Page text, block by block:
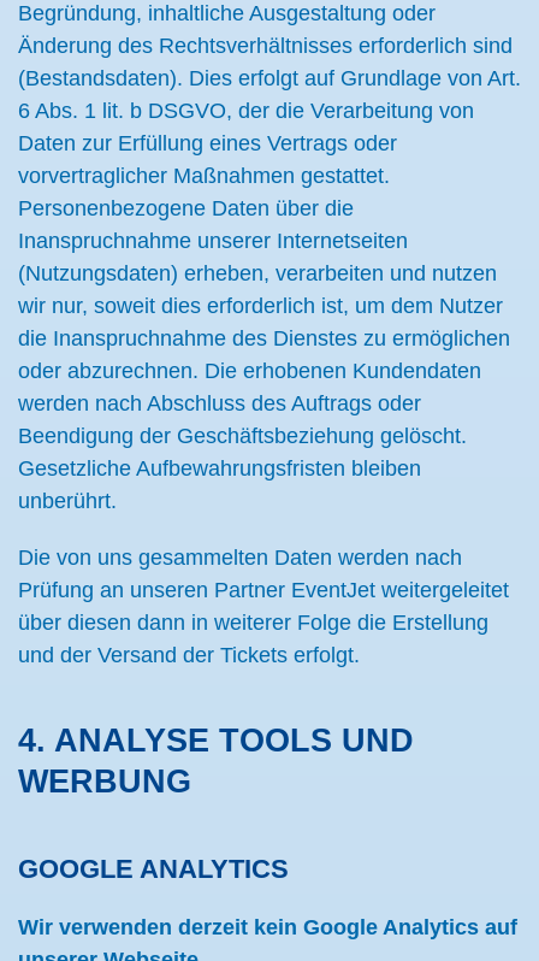
Begründung, inhaltliche Ausgestaltung oder
Änderung des Rechtsverhältnisses erforderlich sind
(Bestandsdaten). Dies erfolgt auf Grundlage von Art.
6 Abs. 1 lit. b DSGVO, der die Verarbeitung von
Daten zur Erfüllung eines Vertrags oder
vorvertraglicher Maßnahmen gestattet.
Personenbezogene Daten über die
Inanspruchnahme unserer Internetseiten
(Nutzungsdaten) erheben, verarbeiten und nutzen
wir nur, soweit dies erforderlich ist, um dem Nutzer
die Inanspruchnahme des Dienstes zu ermöglichen
oder abzurechnen. Die erhobenen Kundendaten
werden nach Abschluss des Auftrags oder
Beendigung der Geschäftsbeziehung gelöscht.
Gesetzliche Aufbewahrungsfristen bleiben
unberührt.
Die von uns gesammelten Daten werden nach
Prüfung an unseren Partner EventJet weitergeleitet
über diesen dann in weiterer Folge die Erstellung
und der Versand der Tickets erfolgt.
4. ANALYSE TOOLS UND
WERBUNG
GOOGLE ANALYTICS
Wir verwenden derzeit kein Google Analytics auf